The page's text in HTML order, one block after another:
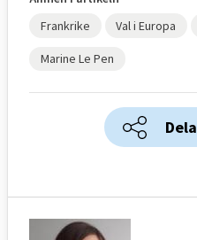
Frankrike
Val i Europa
Marine Le Pen
Dela